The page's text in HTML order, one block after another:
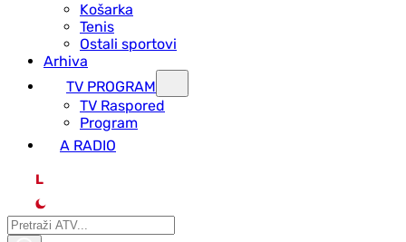
Košarka
Tenis
Ostali sportovi
Arhiva
TV PROGRAM
ТV Raspored
Program
A RADIO
L